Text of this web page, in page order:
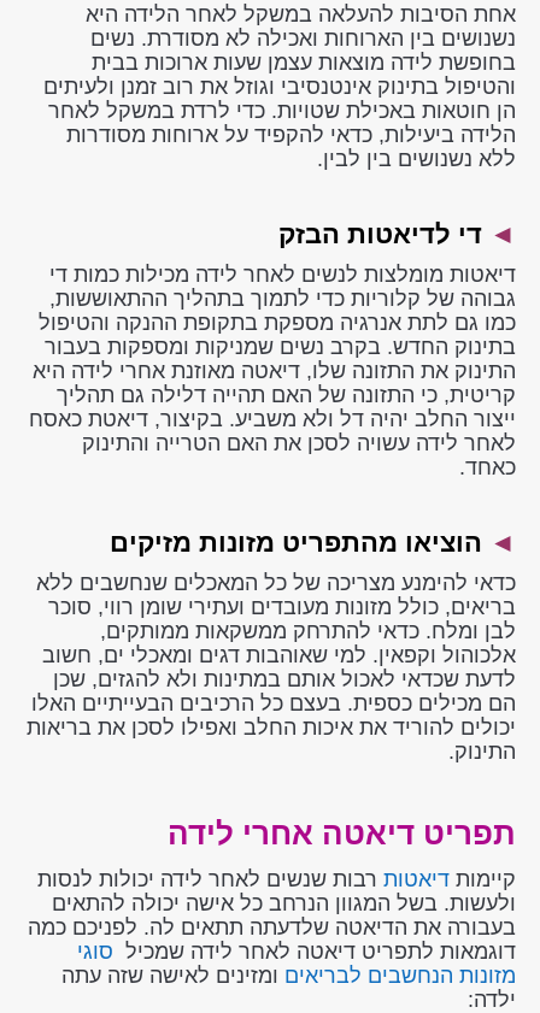
אחת הסיבות להעלאה במשקל לאחר הלידה היא
נשנושים בין הארוחות ואכילה לא מסודרת. נשים
בחופשת לידה מוצאות עצמן שעות ארוכות בבית
והטיפול בתינוק אינטנסיבי וגוזל את רוב זמנן ולעיתים
הן חוטאות באכילת שטויות. כדי לרדת במשקל לאחר
הלידה ביעילות, כדאי להקפיד על ארוחות מסודרות
ללא נשנושים בין לבין.
◄ די לדיאטות הבזק
דיאטות מומלצות לנשים לאחר לידה מכילות כמות די
גבוהה של קלוריות כדי לתמוך בתהליך ההתאוששות,
כמו גם לתת אנרגיה מספקת בתקופת ההנקה והטיפול
בתינוק החדש. בקרב נשים שמניקות ומספקות בעבור
התינוק את התזונה שלו, דיאטה מאוזנת אחרי לידה היא
קריטית, כי התזונה של האם תהייה דלילה גם תהליך
ייצור החלב יהיה דל ולא משביע. בקיצור, דיאטת כאסח
לאחר לידה עשויה לסכן את האם הטרייה והתינוק
כאחד.
◄ הוציאו מהתפריט מזונות מזיקים
כדאי להימנע מצריכה של כל המאכלים שנחשבים ללא
בריאים, כולל מזונות מעובדים ועתירי שומן רווי, סוכר
לבן ומלח. כדאי להתרחק ממשקאות ממותקים,
אלכוהול וקפאין. למי שאוהבות דגים ומאכלי ים, חשוב
לדעת שכדאי לאכול אותם במתינות ולא להגזים, שכן
הם מכילים כספית. בעצם כל הרכיבים הבעייתיים האלו
יכולים להוריד את איכות החלב ואפילו לסכן את בריאות
התינוק.
תפריט דיאטה אחרי לידה
קיימות דיאטות רבות שנשים לאחר לידה יכולות לנסות
ולעשות. בשל המגוון הנרחב כל אישה יכולה להתאים
בעבורה את הדיאטה שלדעתה תתאים לה. לפניכם כמה
דוגמאות לתפריט דיאטה לאחר לידה שמכיל סוגי
מזונות הנחשבים לבריאים ומזינים לאישה שזה עתה
ילדה: